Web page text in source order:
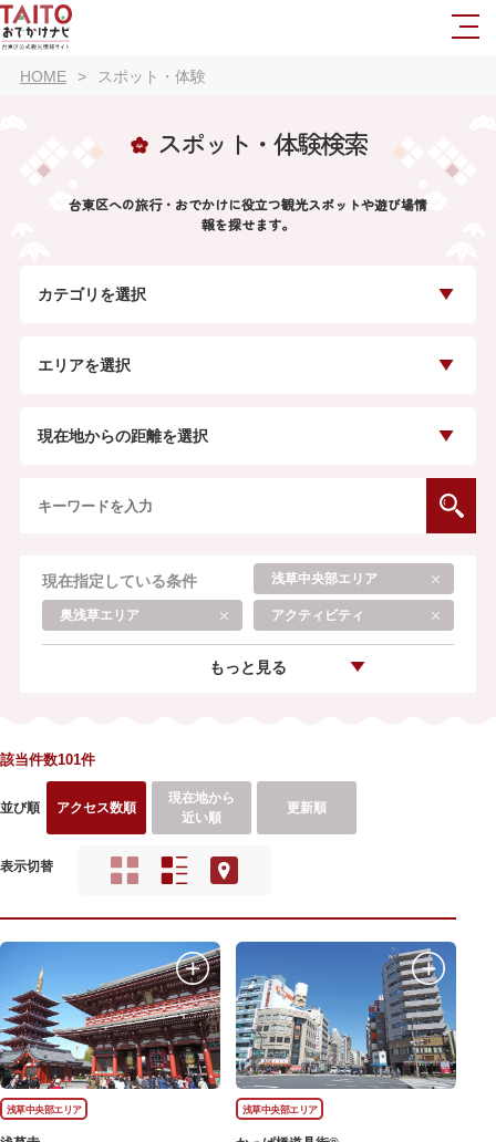
HOME スポット・体験
スポット・体験検索
台東区への旅行・おでかけに役立つ観光スポットや遊び場情
報を探せます。
カテゴリを選択
エリアを選択
現在地からの距離を選択
現在指定している条件 浅草中央部エリア
奥浅草エリア アクティビティ
もっと見る
該当件数101件
並び順 アクセス数順
現在地から
近い順
更新順
表示切替
浅草中央部エリア 浅草中央部エリア